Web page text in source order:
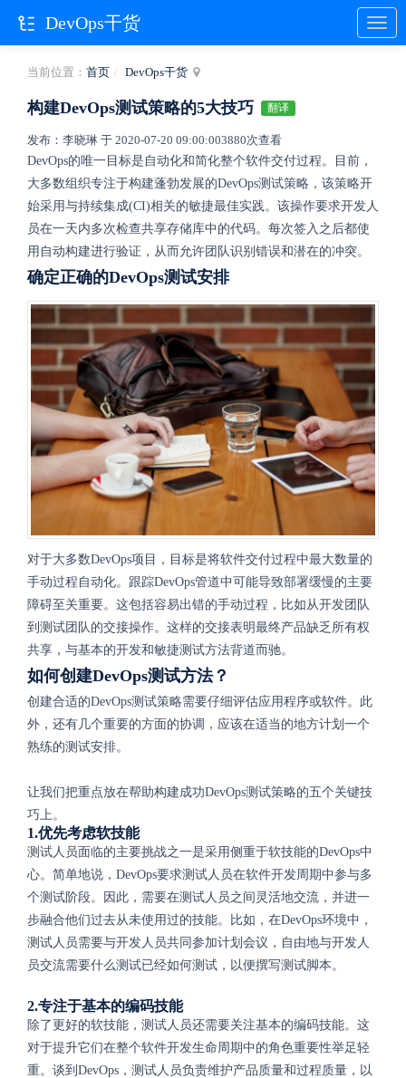
当前位置： 首页 DevOps干货
构建DevOps测试策略的5大技巧 翻译
发布：李晓琳 于 2020-07-20 09:00:003880次查看
DevOps的唯一目标是自动化和简化整个软件交付过程。目前，
大多数组织专注于构建蓬勃发展的DevOps测试策略，该策略开
始采用与持续集成(CI)相关的敏捷最佳实践。该操作要求开发人
员在一天内多次检查共享存储库中的代码。每次签入之后都使
用自动构建进行验证，从而允许团队识别错误和潜在的冲突。
确定正确的DevOps测试安排
对于大多数DevOps项目，目标是将软件交付过程中最大数量的
手动过程自动化。跟踪DevOps管道中可能导致部署缓慢的主要
障碍至关重要。这包括容易出错的手动过程，比如从开发团队
到测试团队的交接操作。这样的交接表明最终产品缺乏所有权
共享，与基本的开发和敏捷测试方法背道而驰。
如何创建DevOps测试方法？
创建合适的DevOps测试策略需要仔细评估应用程序或软件。此
外，还有几个重要的方面的协调，应该在适当的地方计划一个
熟练的测试安排。
让我们把重点放在帮助构建成功DevOps测试策略的五个关键技
巧上。
1.优先考虑软技能
测试人员面临的主要挑战之一是采用侧重于软技能的DevOps中
心。简单地说，DevOps要求测试人员在软件开发周期中参与多
个测试阶段。因此，需要在测试人员之间灵活地交流，并进一
步融合他们过去从未使用过的技能。比如，在DevOps环境中，
测试人员需要与开发人员共同参加计划会议，自由地与开发人
员交流需要什么测试已经如何测试，以便撰写测试脚本。
2.专注于基本的编码技能
除了更好的软技能，测试人员还需要关注基本的编码技能。这
对于提升它们在整个软件开发生命周期中的角色重要性举足轻
重。谈到DevOps，测试人员负责维护产品质量和过程质量，以
DevOps干货